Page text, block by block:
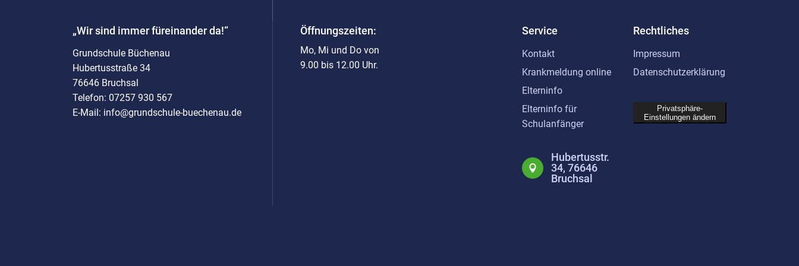
„Wir sind immer füreinander da!“
Grundschule Büchenau
Hubertusstraße 34
76646 Bruchsal
Telefon: 07257 930 567
E-Mail: info@grundschule-buechenau.de
Öffnungszeiten:
Mo, Mi und Do von
9.00 bis 12.00 Uhr.
Service
Kontakt
Krankmeldung online
Elterninfo
Elterninfo für
Schulanfänger
Hubertusstr.
34, 76646
Bruchsal
Rechtliches
Impressum
Datenschutzerklärung
Privatsphäre-
Einstellungen ändern